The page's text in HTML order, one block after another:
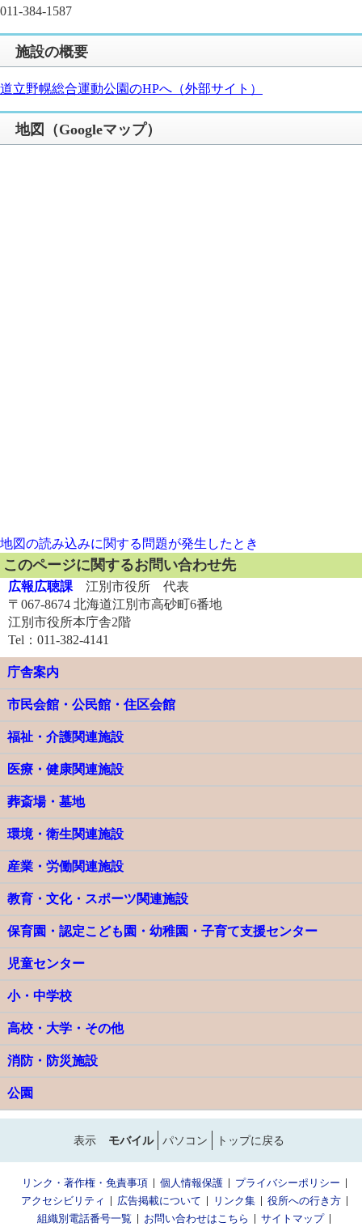
011-384-1587
施設の概要
道立野幌総合運動公園のHPへ（外部サイト）
地図（Googleマップ）
地図の読み込みに関する問題が発生したとき
このページに関するお問い合わせ先
広報広聴課 江別市役所 代表
〒067-8674 北海道江別市高砂町6番地
江別市役所本庁舎2階
Tel：011-382-4141
庁舎案内
市民会館・公民館・住区会館
福祉・介護関連施設
医療・健康関連施設
葬斎場・墓地
環境・衛生関連施設
産業・労働関連施設
教育・文化・スポーツ関連施設
保育園・認定こども園・幼稚園・子育て支援センター
児童センター
小・中学校
高校・大学・その他
消防・防災施設
公園
表示 モバイル パソコン トップに戻る
リンク・著作権・免責事項 個人情報保護
プライバシーポリシー
アクセシビリティ
広告掲載について リンク集
役所への行き方
組織別電話番号一覧
お問い合わせはこちら
サイトマップ